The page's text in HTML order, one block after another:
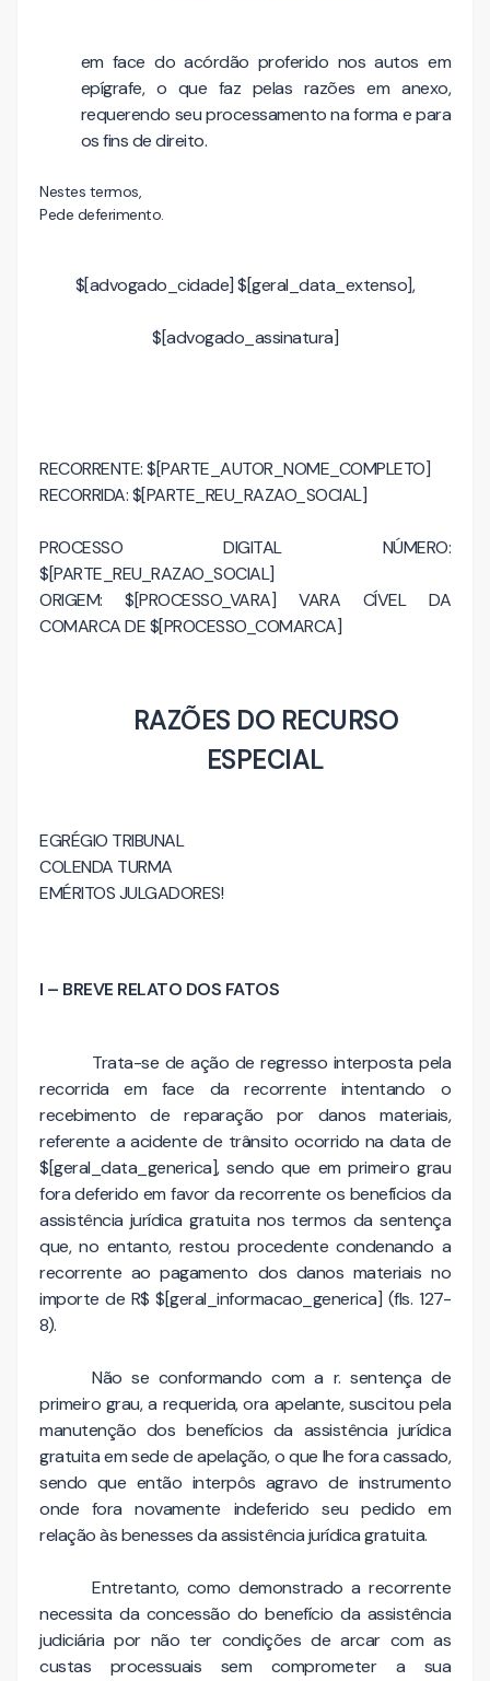
em face do acórdão proferido nos autos em
epígrafe, o que faz pelas razões em anexo,
requerendo seu processamento na forma e para
os fins de direito.
Nestes termos,
Pede deferimento.
$[advogado_cidade] $[geral_data_extenso],
$[advogado_assinatura]
RECORRENTE: $[PARTE_AUTOR_NOME_COMPLETO]
RECORRIDA: $[PARTE_REU_RAZAO_SOCIAL]
PROCESSO DIGITAL NÚMERO:
$[PARTE_REU_RAZAO_SOCIAL]
ORIGEM: $[PROCESSO_VARA] VARA CÍVEL DA
COMARCA DE $[PROCESSO_COMARCA]
RAZÕES DO RECURSO
ESPECIAL
EGRÉGIO TRIBUNAL
COLENDA TURMA
EMÉRITOS JULGADORES!
I – BREVE RELATO DOS FATOS
Trata-se de ação de regresso interposta pela
recorrida em face da recorrente intentando o
recebimento de reparação por danos materiais,
referente a acidente de trânsito ocorrido na data de
$[geral_data_generica], sendo que em primeiro grau
fora deferido em favor da recorrente os benefícios da
assistência jurídica gratuita nos termos da sentença
que, no entanto, restou procedente condenando a
recorrente ao pagamento dos danos materiais no
importe de R$ $[geral_informacao_generica] (fls. 127-
8).
Não se conformando com a r. sentença de
primeiro grau, a requerida, ora apelante, suscitou pela
manutenção dos benefícios da assistência jurídica
gratuita em sede de apelação, o que lhe fora cassado,
sendo que então interpôs agravo de instrumento
onde fora novamente indeferido seu pedido em
relação às benesses da assistência jurídica gratuita.
Entretanto, como demonstrado a recorrente
necessita da concessão do benefício da assistência
judiciária por não ter condições de arcar com as
custas processuais sem comprometer a sua